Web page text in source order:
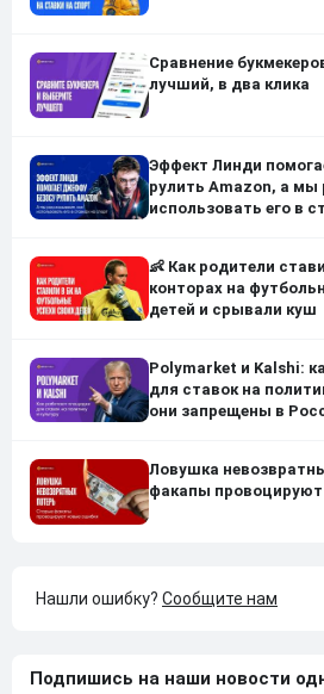
Сравнение
лучший, в два клика
Эффект Линди
рулить Amazon, а мы
использовать его в
👶 Как родители
конторах на
детей и срывали куш
Polymarket и Kalshi:
для ставок на
они запрещены в
Ловушка
факапы
Нашли ошибку? Сообщите нам
Подпишись на наши новости